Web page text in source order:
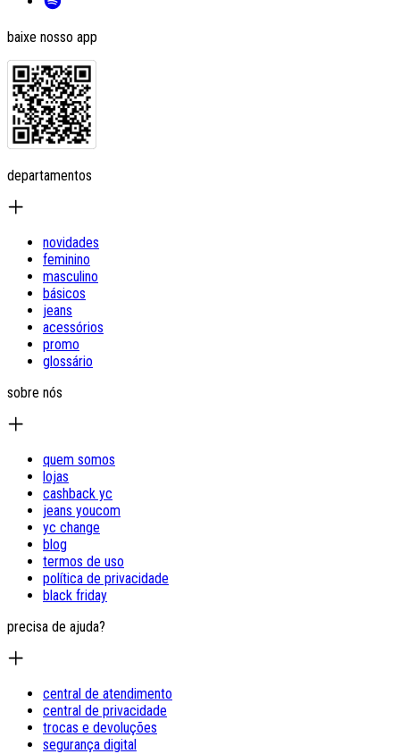
baixe nosso app
departamentos
novidades
feminino
masculino
básicos
jeans
acessórios
promo
glossário
sobre nós
quem somos
lojas
cashback yc
jeans youcom
yc change
blog
termos de uso
política de privacidade
black friday
precisa de ajuda?
central de atendimento
central de privacidade
trocas e devoluções
segurança digital